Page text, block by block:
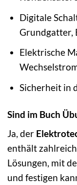
Digitale
Grundgatter,
Elektrische
Sicherheit in
Sind im Buch
Ja, der
enthält
Lösungen, mit
und festigen